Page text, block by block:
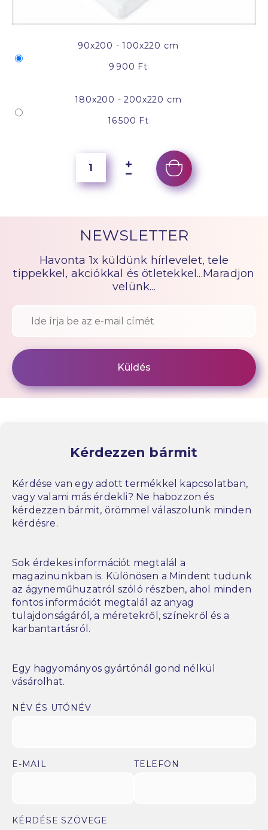
90x200 - 100x220 cm
9 900 Ft
180x200 - 200x220 cm
16 500 Ft
NEWSLETTER
Havonta 1x küldünk hírlevelet, tele
tippekkel, akciókkal és ötletekkel...Maradjon
velünk...
Kérdezzen bármit
Kérdése van egy adott termékkel kapcsolatban,
vagy valami más érdekli? Ne habozzon és
kérdezzen bármit, örömmel válaszolunk minden
kérdésre.
Sok érdekes információt megtalál a
magazinunkban is. Különösen a Mindent tudunk
az ágyneműhuzatról szóló részben, ahol minden
fontos információt megtalál az anyag
tulajdonságáról, a méretekről, színekről és a
karbantartásról.
Egy hagyományos gyártónál gond nélkül
vásárolhat.
NÉV ÉS UTÓNÉV
E-MAIL TELEFON
KÉRDÉSE SZÖVEGE